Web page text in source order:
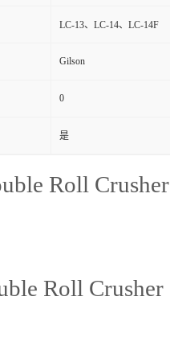
LC-13、LC-14、LC-14F
Gilson
0
是
Roll
Roll Crusher